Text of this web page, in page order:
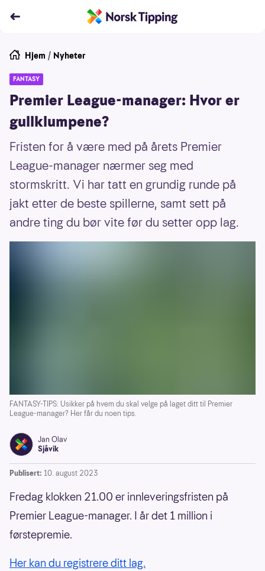
Hjem / Nyheter
FANTASY
Premier League-manager: Hvor er
gullklumpene?
Fristen for å være med på årets Premier
League-manager nærmer seg med
stormskritt. Vi har tatt en grundig runde på
jakt etter de beste spillerne, samt sett på
andre ting du bør vite før du setter opp lag.
FANTASY-TIPS: Usikker på hvem du skal velge på laget ditt til Premier
League-manager? Her får du noen tips.
Jan Olav
Sjåvik
Publisert: 10. august 2023
Fredag klokken 21.00 er innleveringsfristen på
Premier League-manager. I år det 1 million i
førstepremie.
Her kan du registrere ditt lag.